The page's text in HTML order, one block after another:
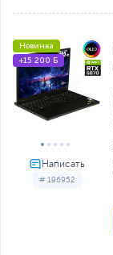
# 196952
Новинка
+15 200 Б